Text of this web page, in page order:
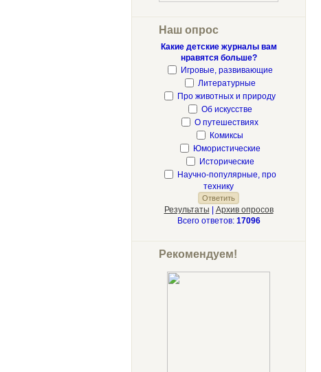
Наш опрос
Какие детские журналы вам
нравятся больше?
Игровые, развивающие
Литературные
Про животных и природу
Об искусстве
О путешествиях
Комиксы
Юмористические
Исторические
Научно-популярные, про
технику
Результаты
Архив опросов
Всего ответов: 17096
Рекомендуем!